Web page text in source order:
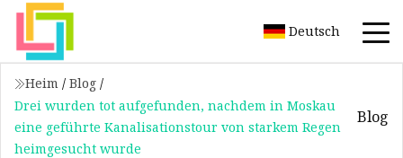
Deutsch
Heim / Blog /
Drei wurden tot aufgefunden, nachdem in Moskau
eine geführte Kanalisationstour von starkem Regen
heimgesucht wurde
Blog